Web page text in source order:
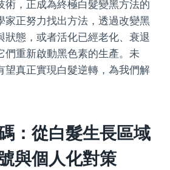
術，正成為終極白髮變黑方法的
家正努力找出方法，透過改變黑
狀態，或者活化已經老化、衰退
們重新啟動黑色素的生產。未
望真正實現白髮逆轉，為我們解
：從白髮生長區域
與個人化對策